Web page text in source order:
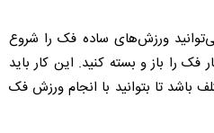
ورزش‌های ساده فک را شروع
و به صورت روزانه 3 الی 4 بار فک را باز و بسته کنید. این کار باید
تا بتوانید با انجام ورزش فک